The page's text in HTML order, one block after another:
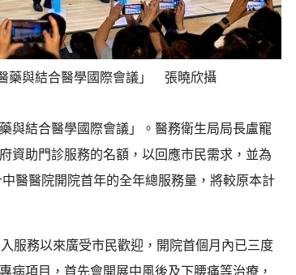
藥與結合醫學國際會議」 張曉欣攝
與結合醫學國際會議」。醫務衛生局局長盧寵
資助門診服務的名額，以回應市民需求，並為
醫醫院開院首年的全年總服務量，將較原本計
服務以來廣受市民歡迎，開院首個月內已三度
病項目，首先會開展中風後及下腰痛等治療，